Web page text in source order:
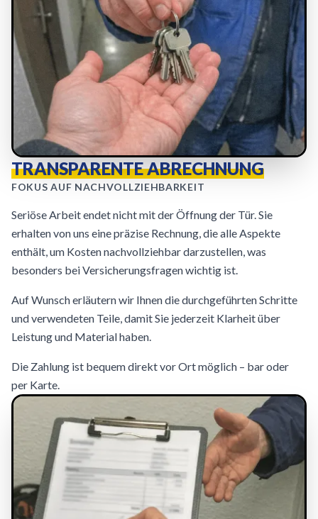
TRANSPARENTE ABRECHNUNG
FOKUS AUF NACHVOLLZIEHBARKEIT
Seriöse Arbeit endet nicht mit der Öffnung der Tür. Sie
erhalten von uns eine präzise Rechnung, die alle Aspekte
enthält, um Kosten nachvollziehbar darzustellen, was
besonders bei Versicherungsfragen wichtig ist.
Auf Wunsch erläutern wir Ihnen die durchgeführten Schritte
und verwendeten Teile, damit Sie jederzeit Klarheit über
Leistung und Material haben.
Die Zahlung ist bequem direkt vor Ort möglich – bar oder
per Karte.